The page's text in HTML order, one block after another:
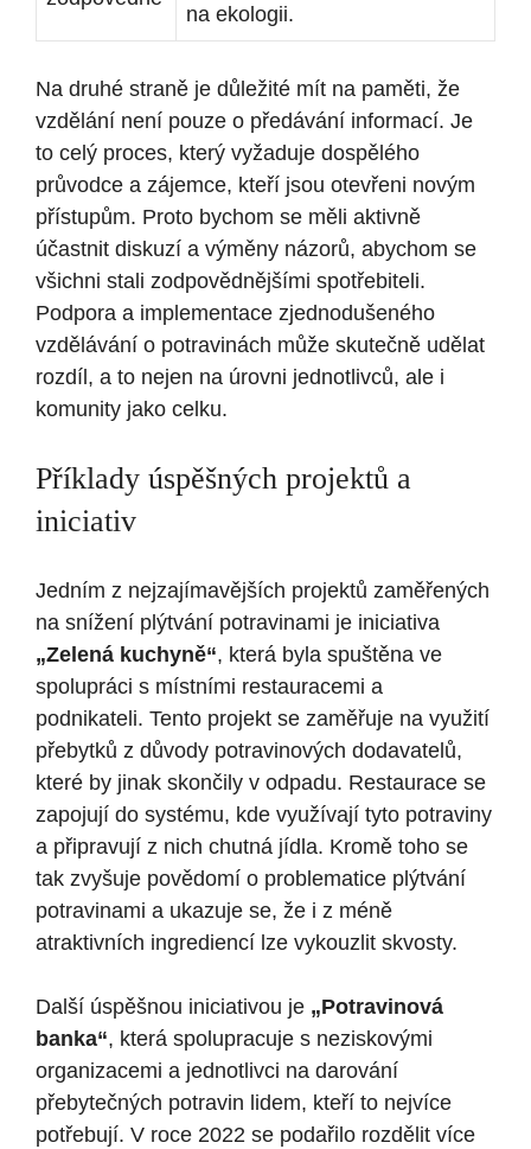
na‍ ekologii.
Na druhé⁤ straně je důležité ⁢mít na paměti,​ že
vzdělání ⁢není ⁤pouze o předávání informací. Je
to⁣ celý proces, který vyžaduje dospělého
‍průvodce a zájemce, kteří jsou ​otevřeni novým
⁤přístupům. Proto bychom se měli aktivně
⁢účastnit‍ diskuzí a výměny názorů, ⁣abychom​ se⁤
všichni stali zodpovědnějšími ​spotřebiteli.
Podpora a implementace zjednodušeného
vzdělávání o⁣ potravinách může skutečně udělat
rozdíl, a‌ to‍ nejen na ⁣úrovni jednotlivců, ale i
komunity​ jako celku.
Příklady⁤ úspěšných projektů ​a
iniciativ
Jedním z nejzajímavějších projektů zaměřených
na snížení⁢ plýtvání potravinami je iniciativa ‍
„Zelená kuchyně“, která byla spuštěna ve
spolupráci s místními restauracemi a
podnikateli. Tento projekt ⁣se zaměřuje na využití
přebytků z důvody potravinových dodavatelů,
které ‌by‌ jinak skončily⁣ v odpadu. Restaurace se⁢
zapojují ⁢do systému, kde využívají tyto potraviny⁤
a připravují ​z⁤ nich ⁢chutná jídla.⁤ Kromě toho se
‌tak ⁣zvyšuje​ povědomí o problematice plýtvání
potravinami a ⁤ukazuje se, že⁣ i z méně
atraktivních ingrediencí lze vykouzlit skvosty.
Další úspěšnou iniciativou ‍je „Potravinová
banka“, která spolupracuje s neziskovými
organizacemi⁣ a⁣ jednotlivci na darování
přebytečných potravin lidem,‍ kteří to nejvíce‌
potřebují. V roce 2022 se podařilo rozdělit více